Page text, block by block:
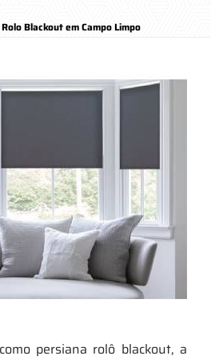
Blackout em Campo Limpo
persiana rolô blackout, a